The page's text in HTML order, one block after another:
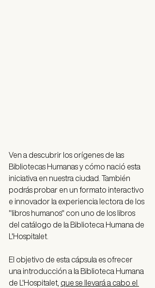
Ven a descubrir los orígenes de las
Bibliotecas Humanas y cómo nació esta
iniciativa en nuestra ciudad. También
podrás probar en un formato interactivo
e innovador la experiencia lectora de los
"libros humanos" con uno de los libros
del catálogo de la Biblioteca Humana de
L'Hospitalet.
El objetivo de esta cápsula es ofrecer
una introducción a la Biblioteca Humana
de L'Hospitalet, que se llevará a cabo el